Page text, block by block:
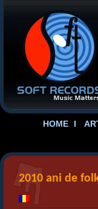
HOME
2010 ani de